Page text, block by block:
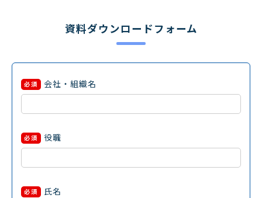
資料ダウンロードフォーム
必須 会社・組織名
必須 役職
必須 氏名